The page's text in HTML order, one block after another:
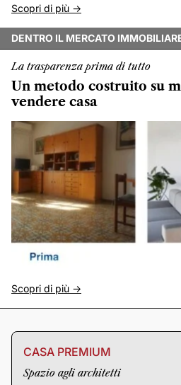
Scopri di più ->
DENTRO IL MERCATO
La trasparenza prima di tutto
Un metodo costruito su
vendere casa
Scopri di più ->
CASA PREMIUM
Spazio agli architetti